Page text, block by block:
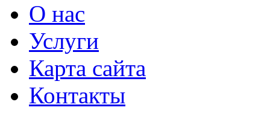
О нас
Услуги
Карта сайта
Контакты